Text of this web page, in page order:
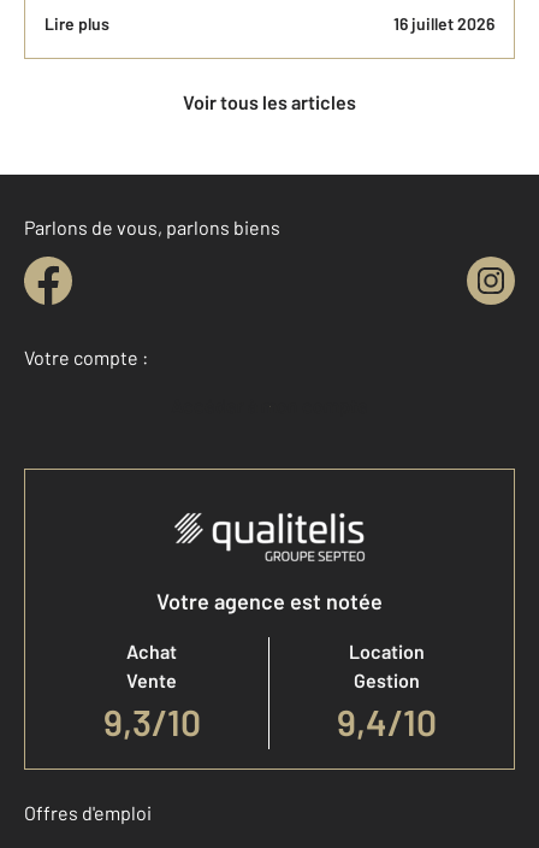
Lire plus 16 juillet 2026
Voir tous les articles
Parlons de vous, parlons biens
Votre compte :
Accéder à mon compte
Votre agence est notée
Achat
Vente
9,3/10
Location
Gestion
9,4/10
Offres d'emploi